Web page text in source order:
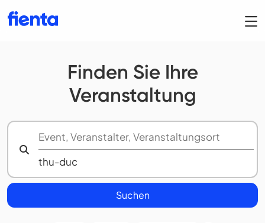
Finden Sie Ihre
Veranstaltung
Suchen